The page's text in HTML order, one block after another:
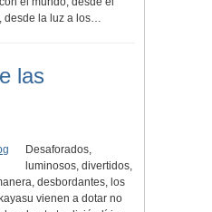
desde la luz a los…
las
Desaforados,
luminosos, divertidos,
desbordantes, los
vienen a dotar no